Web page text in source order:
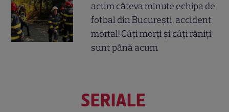
acum câteva minute echipa de
fotbal din București, accident
mortal! Câți morți și câți răniți
sunt până acum
SERIALE